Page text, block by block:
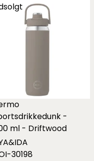
-
ml - Driftwood
30198